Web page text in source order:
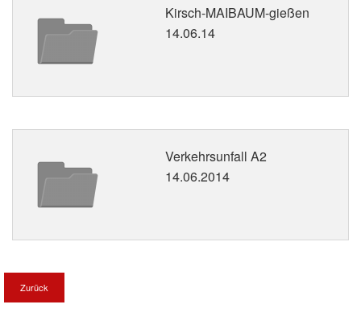
Kirsch-MAIBAUM-gießen
14.06.14
Verkehrsunfall A2
14.06.2014
Zurück